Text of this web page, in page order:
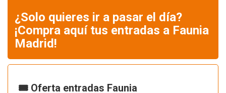
¿Solo quieres ir a pasar el día?
¡Compra aquí tus entradas a Faunia
Madrid!
🎟️ Oferta entradas Faunia